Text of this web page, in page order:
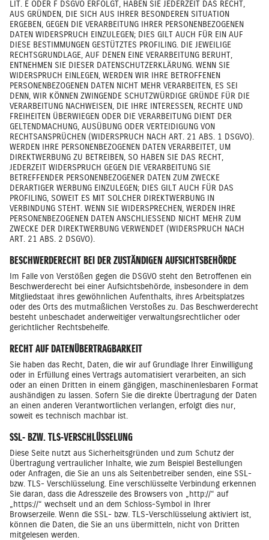
LIT. E ODER F DSGVO ERFOLGT, HABEN SIE JEDERZEIT DAS RECHT,
AUS GRÜNDEN, DIE SICH AUS IHRER BESONDEREN SITUATION
ERGEBEN, GEGEN DIE VERARBEITUNG IHRER PERSONENBEZOGENEN
DATEN WIDERSPRUCH EINZULEGEN; DIES GILT AUCH FÜR EIN AUF
DIESE BESTIMMUNGEN GESTÜTZTES PROFILING. DIE JEWEILIGE
RECHTSGRUNDLAGE, AUF DENEN EINE VERARBEITUNG BERUHT,
ENTNEHMEN SIE DIESER DATENSCHUTZERKLÄRUNG. WENN SIE
WIDERSPRUCH EINLEGEN, WERDEN WIR IHRE BETROFFENEN
PERSONENBEZOGENEN DATEN NICHT MEHR VERARBEITEN, ES SEI
DENN, WIR KÖNNEN ZWINGENDE SCHUTZWÜRDIGE GRÜNDE FÜR DIE
VERARBEITUNG NACHWEISEN, DIE IHRE INTERESSEN, RECHTE UND
FREIHEITEN ÜBERWIEGEN ODER DIE VERARBEITUNG DIENT DER
GELTENDMACHUNG, AUSÜBUNG ODER VERTEIDIGUNG VON
RECHTSANSPRÜCHEN (WIDERSPRUCH NACH ART. 21 ABS. 1 DSGVO).
WERDEN IHRE PERSONENBEZOGENEN DATEN VERARBEITET, UM
DIREKTWERBUNG ZU BETREIBEN, SO HABEN SIE DAS RECHT,
JEDERZEIT WIDERSPRUCH GEGEN DIE VERARBEITUNG SIE
BETREFFENDER PERSONENBEZOGENER DATEN ZUM ZWECKE
DERARTIGER WERBUNG EINZULEGEN; DIES GILT AUCH FÜR DAS
PROFILING, SOWEIT ES MIT SOLCHER DIREKTWERBUNG IN
VERBINDUNG STEHT. WENN SIE WIDERSPRECHEN, WERDEN IHRE
PERSONENBEZOGENEN DATEN ANSCHLIESSEND NICHT MEHR ZUM
ZWECKE DER DIREKTWERBUNG VERWENDET (WIDERSPRUCH NACH
ART. 21 ABS. 2 DSGVO).
BESCHWERDERECHT BEI DER ZUSTÄNDIGEN AUFSICHTSBEHÖRDE
Im Falle von Verstößen gegen die DSGVO steht den Betroffenen ein
Beschwerderecht bei einer Aufsichtsbehörde, insbesondere in dem
Mitgliedstaat ihres gewöhnlichen Aufenthalts, ihres Arbeitsplatzes
oder des Orts des mutmaßlichen Verstoßes zu. Das Beschwerderecht
besteht unbeschadet anderweitiger verwaltungsrechtlicher oder
gerichtlicher Rechtsbehelfe.
RECHT AUF DATENÜBERTRAGBARKEIT
Sie haben das Recht, Daten, die wir auf Grundlage Ihrer Einwilligung
oder in Erfüllung eines Vertrags automatisiert verarbeiten, an sich
oder an einen Dritten in einem gängigen, maschinenlesbaren Format
aushändigen zu lassen. Sofern Sie die direkte Übertragung der Daten
an einen anderen Verantwortlichen verlangen, erfolgt dies nur,
soweit es technisch machbar ist.
SSL- BZW. TLS-VERSCHLÜSSELUNG
Diese Seite nutzt aus Sicherheitsgründen und zum Schutz der
Übertragung vertraulicher Inhalte, wie zum Beispiel Bestellungen
oder Anfragen, die Sie an uns als Seitenbetreiber senden, eine SSL-
bzw. TLS- Verschlüsselung. Eine verschlüsselte Verbindung erkennen
Sie daran, dass die Adresszeile des Browsers von „http://“ auf
„https://“ wechselt und an dem Schloss-Symbol in Ihrer
Browserzeile. Wenn die SSL- bzw. TLS-Verschlüsselung aktiviert ist,
können die Daten, die Sie an uns übermitteln, nicht von Dritten
mitgelesen werden.